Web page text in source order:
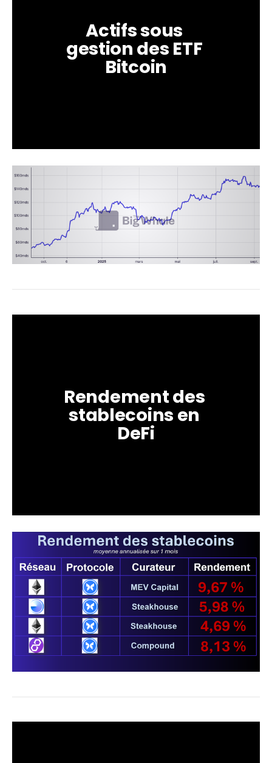
Actifs sous
gestion des ETF
Bitcoin
Rendement des
stablecoins en
DeFi